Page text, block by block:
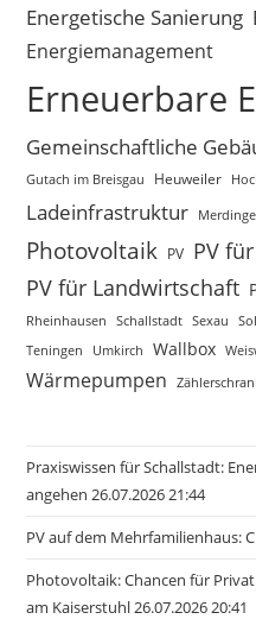
Energetische Sanierung
Energiemanagement
Erneuerbare
Gemeinschaftliche
Gutach im Breisgau
Heuweiler
Ladeinfrastruktur
Photovoltaik PV PV
PV für Landwirtschaft
Rheinhausen
Schallstadt Sexau
Teningen
Umkirch Wallbox
Wärmepumpen
Praxiswissen für Schallstadt:
angehen 26.07.2026 21:44
PV auf dem Mehrfamilienhaus:
Photovoltaik: Chancen für
am Kaiserstuhl 26.07.2026 20:41